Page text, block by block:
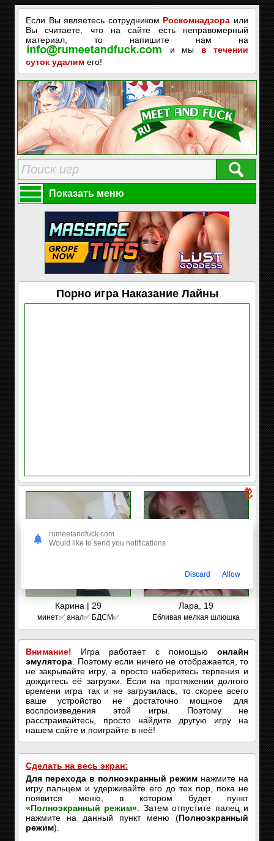
Если Вы являетесь сотрудником Роскомнадзора или
Вы считаете, что на сайте есть неправомерный
материал, то напишите нам на
и мы в течении
суток удалим его!
Показать меню
Порно игра Наказание Лайны
Карина | 29
минет✅ анал✅ БДСМ✅
Лара, 19
Ебливая мелкая шлюшка
Внимание! Игра работает с помощью онлайн
эмулятора . Поэтому если ничего не отображается, то
не закрывайте игру, а просто наберитесь терпения и
дождитесь её загрузки. Если на протяжении долгого
времени игра так и не загрузилась, то скорее всего
ваше устройство не достаточно мощное для
воспроизведения этой игры. Поэтому не
расстраивайтесь, просто найдите другую игру на
нашем сайте и поиграйте в неё!
Сделать на весь экран:
Для перехода в полноэкранный режим нажмите на
игру пальцем и удерживайте его до тех пор, пока не
появится меню, в котором будет пункт
«Полноэкранный режим» . Затем отпустите палец и
нажмите на данный пункт меню (Полноэкранный
режим).
rumeetandfuck.com
Would like to send you notifications
Discard Allow